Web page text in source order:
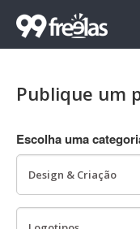
Publique um
Escolha uma